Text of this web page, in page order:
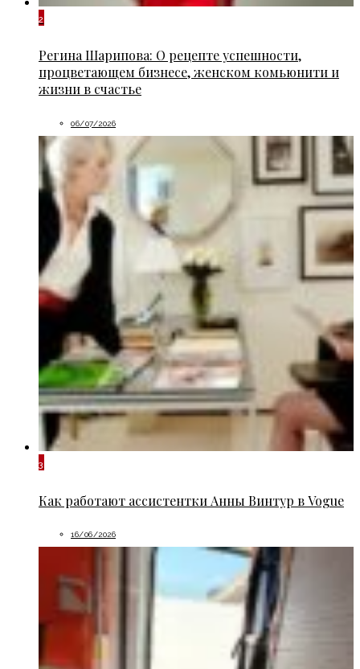
2
Регина Шарипова: О рецепте успешности,
процветающем бизнесе, женском комьюнити и
жизни в счастье
06/07/2026
3
Как работают ассистентки Анны Винтур в Vogue
16/06/2026